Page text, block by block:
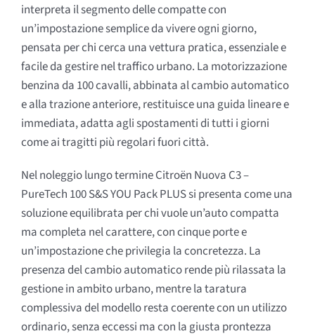
interpreta il segmento delle compatte con
un’impostazione semplice da vivere ogni giorno,
pensata per chi cerca una vettura pratica, essenziale e
facile da gestire nel traffico urbano. La motorizzazione
benzina da 100 cavalli, abbinata al cambio automatico
e alla trazione anteriore, restituisce una guida lineare e
immediata, adatta agli spostamenti di tutti i giorni
come ai tragitti più regolari fuori città.
Nel noleggio lungo termine Citroën Nuova C3 –
PureTech 100 S&S YOU Pack PLUS si presenta come una
soluzione equilibrata per chi vuole un’auto compatta
ma completa nel carattere, con cinque porte e
un’impostazione che privilegia la concretezza. La
presenza del cambio automatico rende più rilassata la
gestione in ambito urbano, mentre la taratura
complessiva del modello resta coerente con un utilizzo
ordinario, senza eccessi ma con la giusta prontezza